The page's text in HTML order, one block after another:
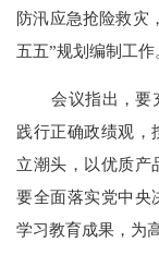
防汛应急抢险救灾
五五”规划编制工作
会议指出，要
践行正确政绩观，
立潮头，以优质产
要全面落实党中央
学习教育成果，为